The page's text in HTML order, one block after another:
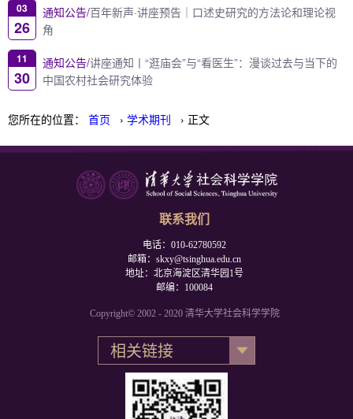
您所在的位置： 首页 › 学术期刊 › 正文
03
26
通知公告/百年新声·讲座预告｜口述史研究的方法论和理论视
角
11
30
通知公告/讲座通知丨“逛庙会”与“看医生”：漫谈过去与当下的
中国农村社会研究体验
联系我们
电话：010-62780592
邮箱：skxy@tsinghua.edu.cn
地址：北京海淀区清华园1号
邮编：100084
Copyright© 2002 - 2020 清华大学社会科学学院